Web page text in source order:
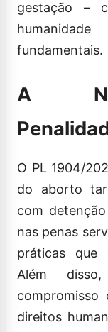
gestação –
fundamentais.
A
O PL 1904/
do aborto
com
nas penas
práticas que
Além
direitos